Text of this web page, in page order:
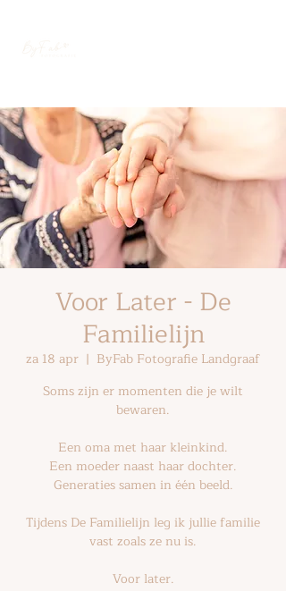
Voor Later - De
Familielijn
za 18 apr
  |
ByFab Fotografie Landgraaf
Soms zijn er momenten die je wilt
bewaren.
Een oma met haar kleinkind.
Een moeder naast haar dochter.
Generaties samen in één beeld.
Tijdens De Familielijn leg ik jullie familie
vast zoals ze nu is.
Voor later.